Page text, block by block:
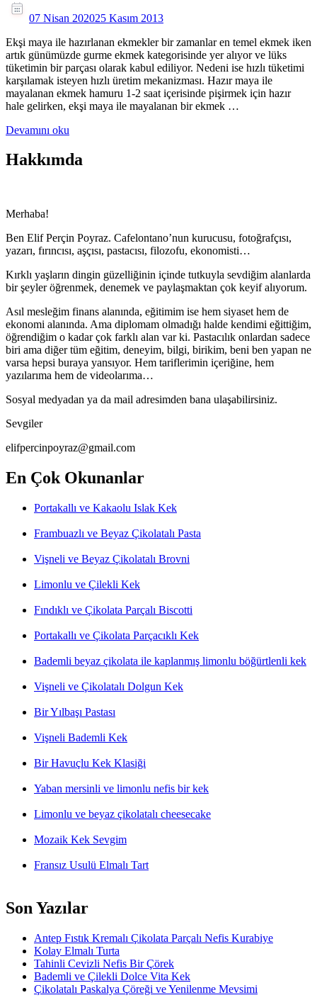
07 Nisan 202025 Kasım 2013
Ekşi maya ile hazırlanan ekmekler bir zamanlar en temel ekmek iken
artık günümüzde gurme ekmek kategorisinde yer alıyor ve lüks
tüketimin bir parçası olarak kabul ediliyor. Nedeni ise hızlı tüketimi
karşılamak isteyen hızlı üretim mekanizması. Hazır maya ile
mayalanan ekmek hamuru 1-2 saat içerisinde pişirmek için hazır
hale gelirken, ekşi maya ile mayalanan bir ekmek …
Devamını oku
Hakkımda
Merhaba!
Ben Elif Perçin Poyraz. Cafelontano’nun kurucusu, fotoğrafçısı,
yazarı, fırıncısı, aşçısı, pastacısı, filozofu, ekonomisti…
Kırklı yaşların dingin güzelliğinin içinde tutkuyla sevdiğim alanlarda
bir şeyler öğrenmek, denemek ve paylaşmaktan çok keyif alıyorum.
Asıl mesleğim finans alanında, eğitimim ise hem siyaset hem de
ekonomi alanında. Ama diplomam olmadığı halde kendimi eğittiğim,
öğrendiğim o kadar çok farklı alan var ki. Pastacılık onlardan sadece
biri ama diğer tüm eğitim, deneyim, bilgi, birikim, beni ben yapan ne
varsa hepsi buraya yansıyor. Hem tariflerimin içeriğine, hem
yazılarıma hem de videolarıma…
Sosyal medyadan ya da mail adresimden bana ulaşabilirsiniz.
Sevgiler
elifpercinpoyraz@gmail.com
En Çok Okunanlar
Portakallı ve Kakaolu Islak Kek
Frambuazlı ve Beyaz Çikolatalı Pasta
Vişneli ve Beyaz Çikolatalı Brovni
Limonlu ve Çilekli Kek
Fındıklı ve Çikolata Parçalı Biscotti
Portakallı ve Çikolata Parçacıklı Kek
Bademli beyaz çikolata ile kaplanmış limonlu böğürtlenli kek
Vişneli ve Çikolatalı Dolgun Kek
Bir Yılbaşı Pastası
Vişneli Bademli Kek
Bir Havuçlu Kek Klasiği
Yaban mersinli ve limonlu nefis bir kek
Limonlu ve beyaz çikolatalı cheesecake
Mozaik Kek Sevgim
Fransız Usulü Elmalı Tart
Son Yazılar
Antep Fıstık Kremalı Çikolata Parçalı Nefis Kurabiye
Kolay Elmalı Turta
Tahinli Cevizli Nefis Bir Çörek
Bademli ve Çilekli Dolce Vita Kek
Çikolatalı Paskalya Çöreği ve Yenilenme Mevsimi